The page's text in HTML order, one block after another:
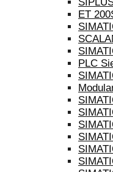
ET
PLC